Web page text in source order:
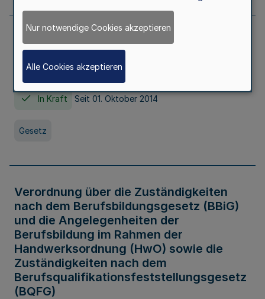
Gesetz über die Hochschulen des Landes
Nordrhein-Westfalen (Hochschulgesetz -
HG)
In Kraft Seit 01. Oktober 2014
Gesetz
Verordnung über die Zuständigkeiten
nach dem Berufsbildungsgesetz (BBiG)
und die Angelegenheiten der
Berufsbildung im Rahmen der
Handwerksordnung (HwO) sowie die
Zuständigkeiten nach dem
Berufsqualifikationsfeststellungsgesetz
(BQFG)
Nur notwendige Cookies akzeptieren
Alle Cookies akzeptieren